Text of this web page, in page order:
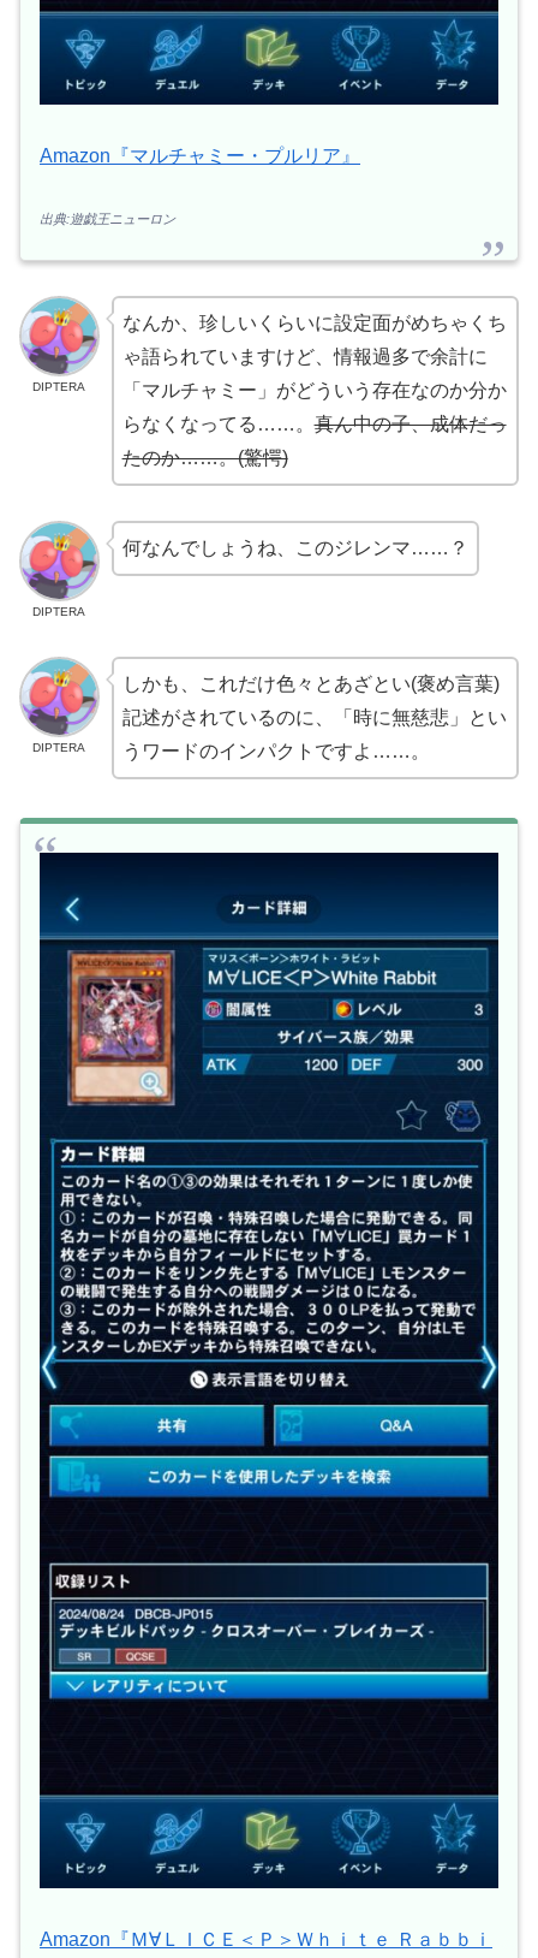
Amazon『マルチャミー・プルリア』
出典:遊戯王ニューロン
DIPTERA
なんか、珍しいくらいに設定面がめちゃくち
ゃ語られていますけど、情報過多で余計に
「マルチャミー」がどういう存在なのか分か
らなくなってる……。真ん中の子、成体だっ
たのか……。(驚愕)
DIPTERA
何なんでしょうね、このジレンマ……？
DIPTERA
しかも、これだけ色々とあざとい(褒め言葉)
記述がされているのに、「時に無慈悲」とい
うワードのインパクトですよ……。
Amazon『Ｍ∀ＬＩＣＥ＜Ｐ＞Ｗｈｉｔｅ Ｒａｂｂｉ